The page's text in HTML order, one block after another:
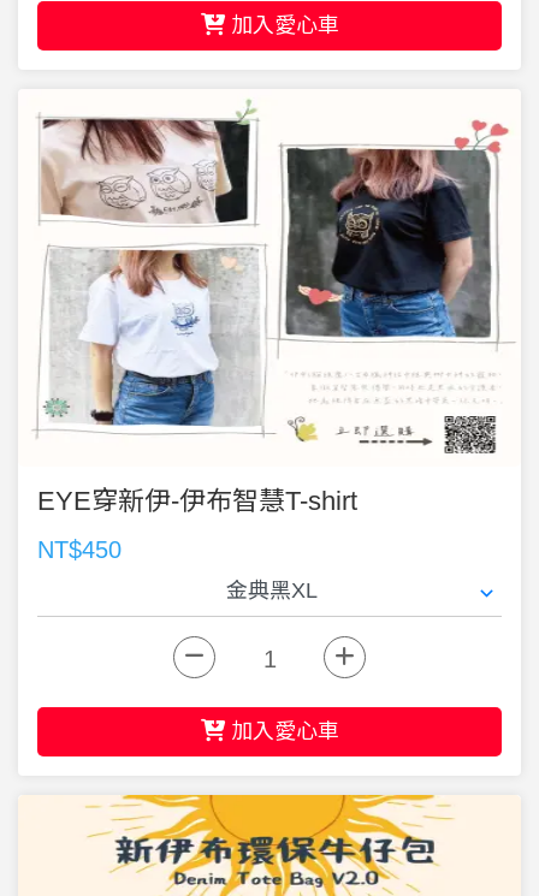
加入愛心車
EYE穿新伊-伊布智慧T-shirt
NT$450
加入愛心車